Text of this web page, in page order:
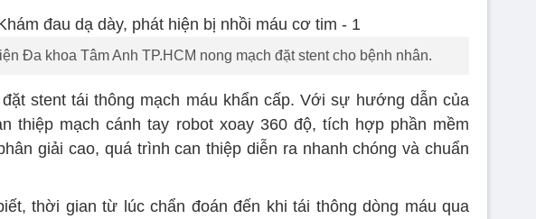
Đa khoa Tâm Anh TP.HCM nong mạch đặt stent cho bệnh nhân.
stent tái thông mạch máu khẩn cấp. Với sự hướng dẫn của
thiệp mạch cánh tay robot xoay 360 độ, tích hợp phần mềm
giải cao, quá trình can thiệp diễn ra nhanh chóng và chuẩn
thời gian từ lúc chẩn đoán đến khi tái thông dòng máu qua